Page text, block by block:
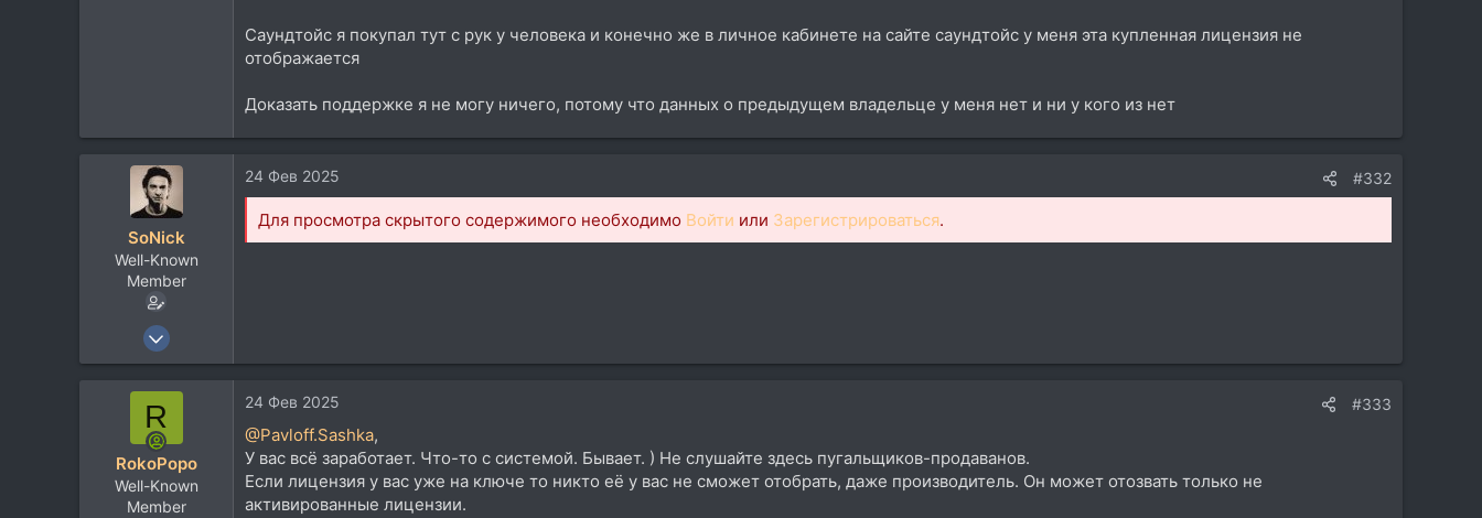
Саундтойс я покупал тут с рук у человека и конечно же в личное кабинете на сайте саундтойс у меня эта купленная лицензия не
отображается
Доказать поддержке я не могу ничего, потому что данных о предыдущем владельце у меня нет и ни у кого из нет
SoNick
Well-Known
Member
22 Сен 2004
10.260
24 Фев 2025 #332
Для просмотра скрытого содержимого необходимо Войти или Зарегистрироваться.
R
RokoPopo
Well-Known
Member
24 Фев 2025 #333
@Pavloff.Sashka,
У вас всё заработает. Что-то с системой. Бывает. ) Не слушайте здесь пугальщиков-продаванов.
Если лицензия у вас уже на ключе то никто её у вас не сможет отобрать, даже производитель. Он может отозвать только не
активированные лицензии.